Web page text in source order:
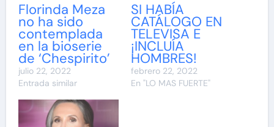
Florinda Meza
no ha sido
contemplada
en la bioserie
de ‘Chespirito’
julio 22, 2022
Entrada similar
SI HABÍA
CATÁLOGO EN
TELEVISA E
¡INCLUÍA
HOMBRES!
febrero 22, 2022
En "LO MAS FUERTE"